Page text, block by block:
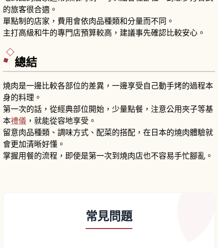
的旅客很合適。
單點制的店家，費用會依肉品種類和分量而不同。
主打高級和牛的專門店預算較高，建議事先確認比較安心。
總結
燒肉是一邊比較各部位的差異，一邊享受自己動手烤的過程本
身的料理。
第一次的話，從經典部位開始，少量點餐，注意公用夾子等基
本禮儀 ，就能從容地享受。
留意肉品種類、調味方式、配菜的搭配，在日本的燒肉體驗就
會更加清晰好懂。
掌握用餐的流程，即使是第一次到燒肉店也不容易手忙腳亂。
常見問題